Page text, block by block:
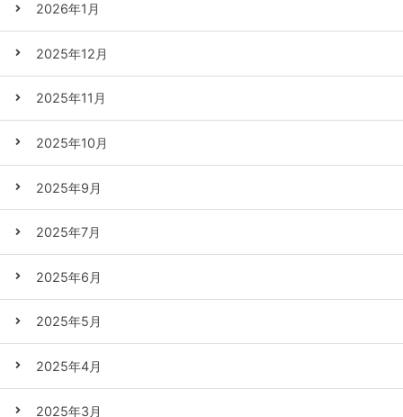
2026年1月
2025年12月
2025年11月
2025年10月
2025年9月
2025年7月
2025年6月
2025年5月
2025年4月
2025年3月